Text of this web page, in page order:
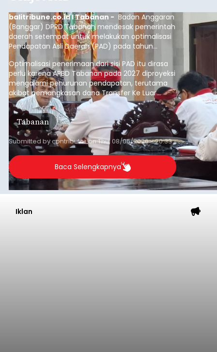
balitribune.co.id I Tabanan - Badan Anggaran
(Banggar) DPRD Tabanan mendesak pemerintah
daerah setempat untuk melakukan optimalisasi
Pendapatan Asli Daerah (PAD) pada tahun
anggaran 2027.
Optimalisasi penerimaan dari sisi PAD itu dirasa
perlu karena APBD Tabanan pada 2027 diproyeksi
mengalami penurunan pendapatan, terutama
akibat pemangkasan dana Transfer Ke Luar
Daerah (TKD) dari pemerintah pusat.
Tabanan
Submitted bycontributoronThu, 08/06/2026 - 20:33
Baca Selengkapnya
Iklan